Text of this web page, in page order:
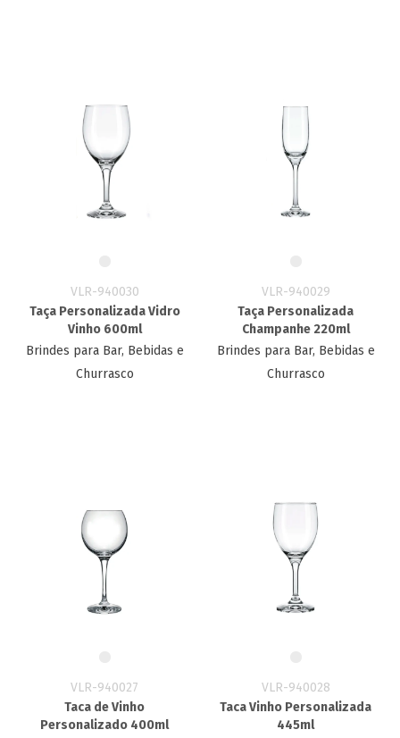
VLR-940030
Taça Personalizada Vidro​
Vinho 600ml
Brindes para Bar, Bebidas e
Churrasco
VLR-940029
Taça Personalizada
Champanhe​ 220ml
Brindes para Bar, Bebidas e
Churrasco
VLR-940027
Taca de Vinho
Personalizado 400ml
VLR-940028
Taca Vinho Personalizada​
445ml